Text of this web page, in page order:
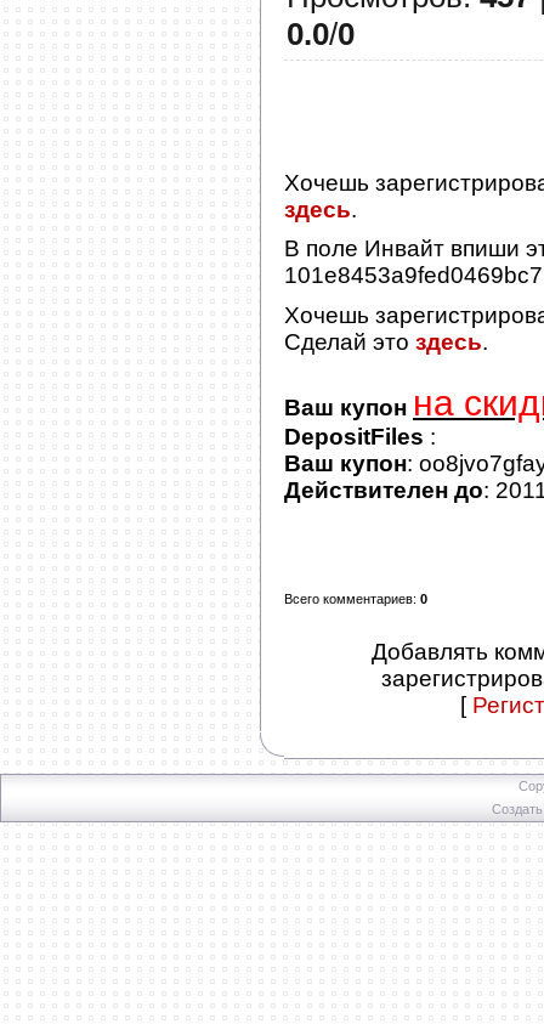
0.0/0
Хочешь
здесь.
В поле Инвайт впиши
Хочешь
Сделай это здесь.
Ваш купон на
DepositFiles :
Ваш купон:
Действителен до:
Всего комментариев: 0
Добавлять
[